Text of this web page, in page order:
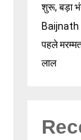
शुरू, बड़ा
Baijnath
पहले
लाल